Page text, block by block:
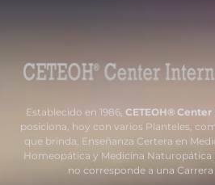
Establecido en 1986, CETEOH®
posiciona, hoy con varios Planteles,
que brinda, Enseñanza Certera en
Homeopática y Medicina Naturopática
no corresponde a una Carrera